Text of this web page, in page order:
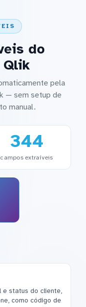
do
Qlik
pela
— sem setup de
manual.
344
campos extraíveis
e status do cliente,
como código de